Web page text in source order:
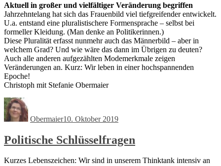
Aktuell in großer und vielfältiger Veränderung begriffen
Jahrzehntelang hat sich das Frauenbild viel tiefgreifender entwickelt.
U.a. entstand eine pluralistischere Formensprache – selbst bei
formeller Kleidung. (Man denke an Politikerinnen.)
Diese Pluralität erfasst nunmehr auch das Männerbild – aber in
welchem Grad? Und wie wäre das dann im Übrigen zu deuten?
Auch alle anderen aufgezählten Modemerkmale zeigen
Veränderungen an. Kurz: Wir leben in einer hochspannenden
Epoche!
Christoph mit Stefanie Obermaier
Obermaier10. Oktober 2019
Politische Schlüsselfragen
Kurzes Lebenszeichen: Wir sind in unserem Thinktank intensiv an